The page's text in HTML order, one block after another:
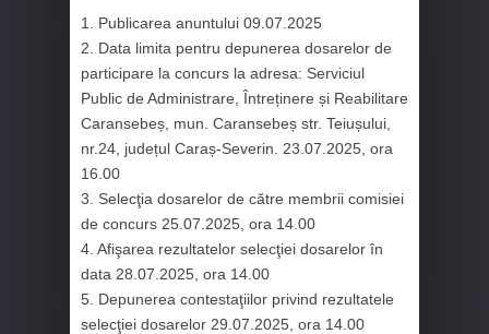
1. Publicarea anuntului 09.07.2025
2. Data limita pentru depunerea dosarelor de
participare la concurs la adresa: Serviciul
Public de Administrare, Întreținere și Reabilitare
Caransebeș, mun. Caransebeș str. Teiușului,
nr.24, județul Caraș-Severin. 23.07.2025, ora
16.00
3. Selecţia dosarelor de către membrii comisiei
de concurs 25.07.2025, ora 14.00
4. Afişarea rezultatelor selecţiei dosarelor în
data 28.07.2025, ora 14.00
5. Depunerea contestaţiilor privind rezultatele
selecţiei dosarelor 29.07.2025, ora 14.00